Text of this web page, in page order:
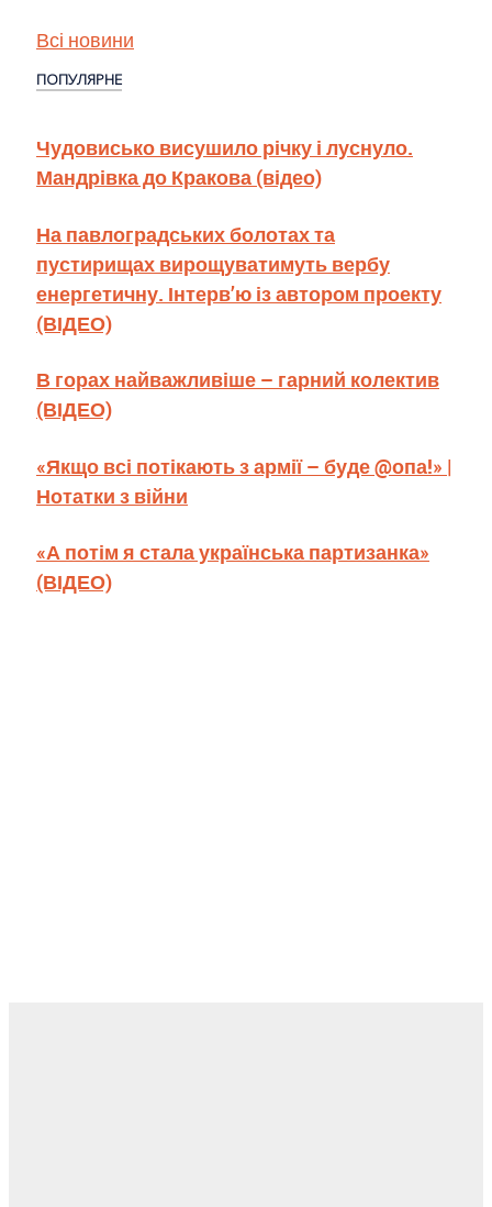
Всі новини
ПОПУЛЯРНЕ
Чудовисько висушило річку і луснуло.
Мандрівка до Кракова (відео)
На павлоградських болотах та
пустирищах вирощуватимуть вербу
енергетичну. Інтерв’ю із автором проекту
(ВІДЕО)
В горах найважливіше – гарний колектив
(ВІДЕО)
«Якщо всі потікають з армії – буде @опа!» |
Нотатки з війни
«А потім я стала українська партизанка»
(ВІДЕО)